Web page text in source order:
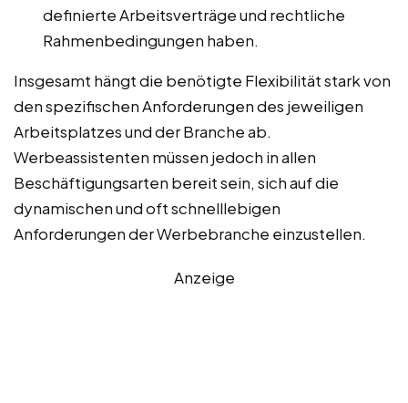
definierte Arbeitsverträge und rechtliche
Rahmenbedingungen haben.
Insgesamt hängt die benötigte Flexibilität stark von
den spezifischen Anforderungen des jeweiligen
Arbeitsplatzes und der Branche ab.
Werbeassistenten müssen jedoch in allen
Beschäftigungsarten bereit sein, sich auf die
dynamischen und oft schnelllebigen
Anforderungen der Werbebranche einzustellen.
Anzeige